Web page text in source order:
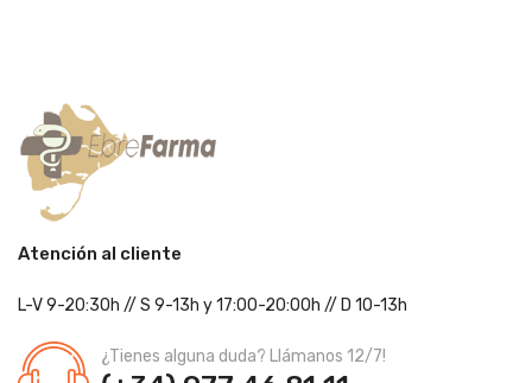
Atención al cliente
L-V 9-20:30h // S 9-13h y 17:00-20:00h // D 10-13h
¿Tienes alguna duda? Llámanos 12/7!